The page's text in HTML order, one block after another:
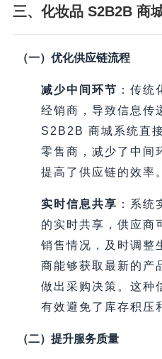
三、化妆品 S2B2B 商
（一）优化供应链流程
减少中间环节 ：传统
经销商，导致信息传
S2B2B 商城系统直
零售商，减少了中间
提高了供应链的效率。
实时信息共享 ：系统
的实时共享，供应商
销售情况，及时调整
商能够获取最新的产
做出采购决策。这种
有效避免了库存积压
（二）提升服务质量